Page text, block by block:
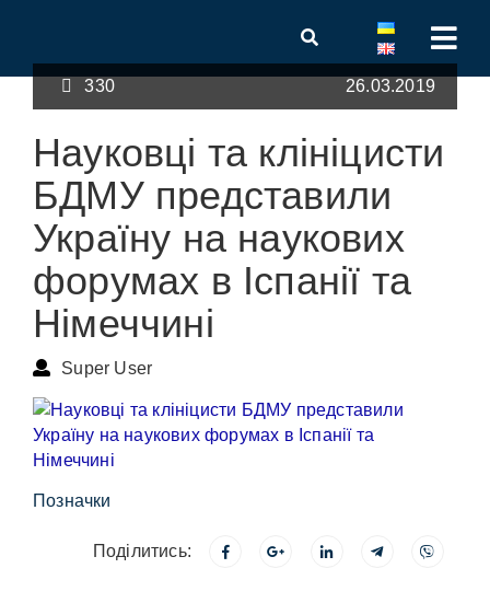
330 26.03.2019
Науковці та клініцисти
БДМУ представили
Україну на наукових
форумах в Іспанії та
Німеччині
Super User
Позначки
Поділитись: